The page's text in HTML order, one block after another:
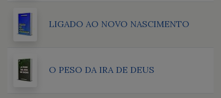
LIGADO AO NOVO NASCIMENTO
O PESO DA IRA DE DEUS